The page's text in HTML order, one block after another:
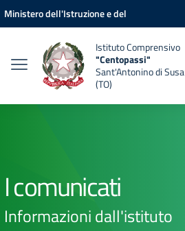
Vai ai contenuti
Vai al menu di navigazione
Vai al footer
Ministero dell'Istruzione e del
Istituto Comprensivo
"Centopassi"
Sant'Antonino di Susa
(TO)
I comunicati
Informazioni dall'istituto